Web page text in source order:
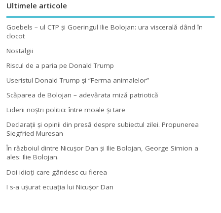
Ultimele articole
Goebels – ul CTP şi Goeringul Ilie Bolojan: ura viscerală dând în
clocot
Nostalgii
Riscul de a paria pe Donald Trump
Useristul Donald Trump şi “Ferma animalelor”
Scăparea de Bolojan – adevărata miză patriotică
Liderii noştri politici: între moale şi tare
Declaraţii şi opinii din presă despre subiectul zilei. Propunerea
Siegfried Muresan
În războiul dintre Nicuşor Dan şi Ilie Bolojan, George Simion a
ales: Ilie Bolojan.
Doi idioţi care gândesc cu fierea
I s-a uşurat ecuaţia lui Nicuşor Dan